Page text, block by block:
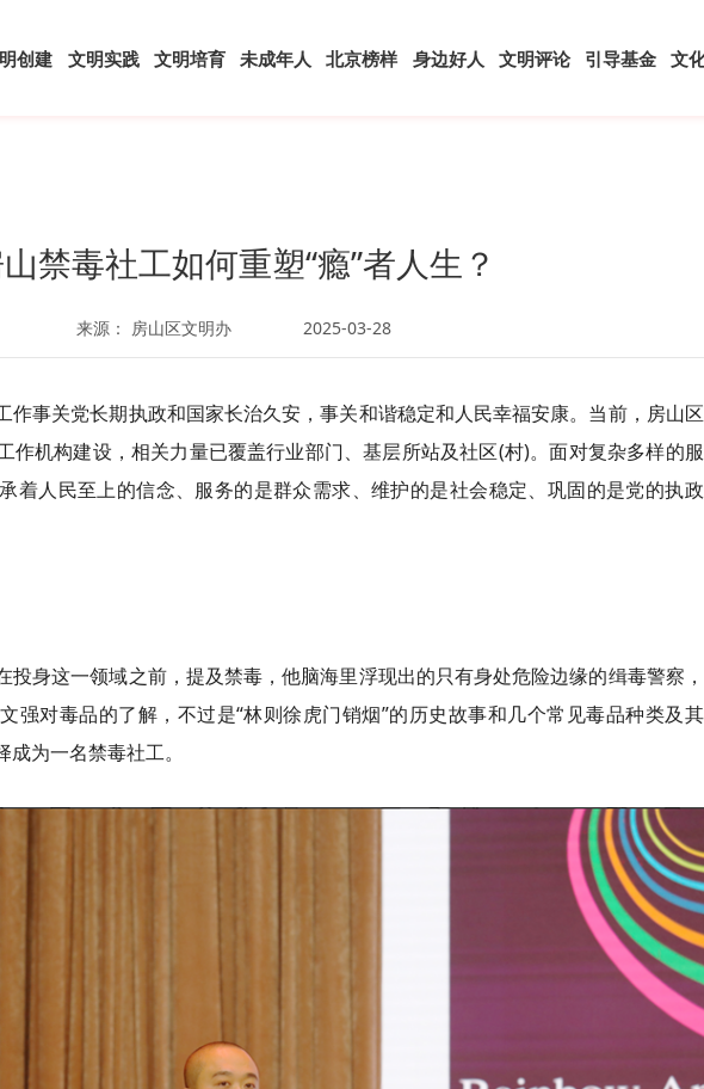
创建 文明实践 文明培育 未成年人 北京榜样 身边好人 文明评论 引导基金 文
禁毒社工如何重塑“瘾”者人生？
来源： 房山区文明办 2025-03-28
作事关党长期执政和国家长治久安，事关和谐稳定和人民幸福安康。当前，房山
作机构建设，相关力量已覆盖行业部门、基层所站及社区(村)。面对复杂多样的
着人民至上的信念、服务的是群众需求、维护的是社会稳定、巩固的是党的执
投身这一领域之前，提及禁毒，他脑海里浮现出的只有身处危险边缘的缉毒警察
强对毒品的了解，不过是“林则徐虎门销烟”的历史故事和几个常见毒品种类及
为一名禁毒社工。